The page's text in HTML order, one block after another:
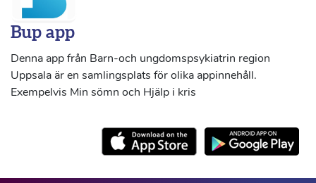
Bup app
Denna app från Barn-och ungdomspsykiatrin region
Uppsala är en samlingsplats för olika appinnehåll.
Exempelvis Min sömn och Hjälp i kris